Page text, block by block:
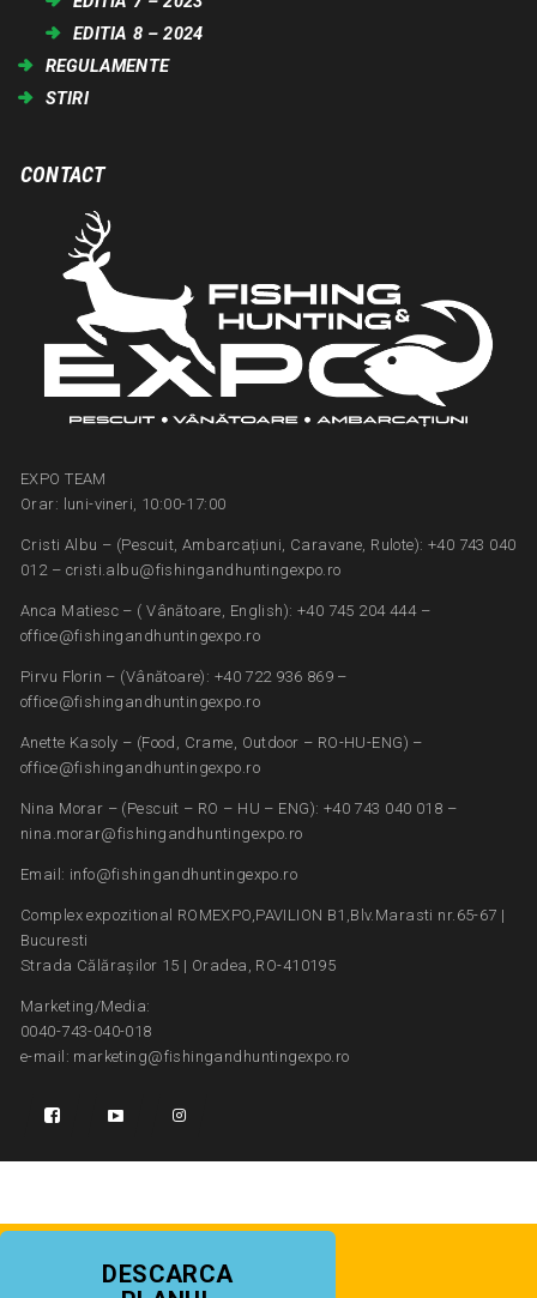
EDITIA 8 – 2024
REGULAMENTE
STIRI
CONTACT
EXPO TEAM
Orar: luni-vineri, 10:00-17:00
Cristi Albu – (Pescuit, Ambarcațiuni, Caravane, Rulote): +40 743 040
012 – cristi.albu@fishingandhuntingexpo.ro
Anca Matiesc – ( Vânătoare, English): +40 745 204 444 –
office@fishingandhuntingexpo.ro
Pirvu Florin – (Vânătoare): +40 722 936 869 –
office@fishingandhuntingexpo.ro
Anette Kasoly – (Food, Crame, Outdoor – RO-HU-ENG) –
office@fishingandhuntingexpo.ro
Nina Morar – (Pescuit – RO – HU – ENG): +40 743 040 018 –
nina.morar@fishingandhuntingexpo.ro
Email: info@fishingandhuntingexpo.ro
Complex expozitional ROMEXPO,PAVILION B1,Blv.Marasti nr.65-67 |
Bucuresti
Strada Călărașilor 15 | Oradea, RO-410195
Marketing/Media:
0040-743-040-018
e-mail: marketing@fishingandhuntingexpo.ro
DESCARCA